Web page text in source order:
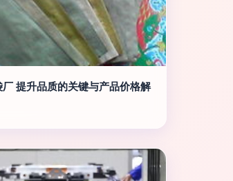
提升品质的关键与产品价格解